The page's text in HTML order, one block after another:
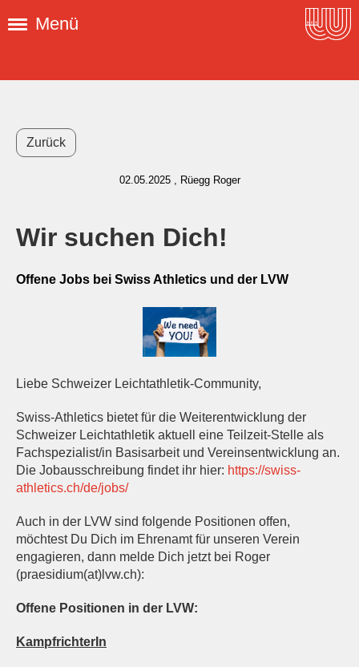
Menü
Zurück
02.05.2025, Rüegg Roger
Wir suchen Dich!
Offene Jobs bei Swiss Athletics und der LVW
Liebe Schweizer Leichtathletik-Community,
Swiss-Athletics bietet für die Weiterentwicklung der
Schweizer Leichtathletik aktuell eine Teilzeit-Stelle als
Fachspezialist/in Basisarbeit und Vereinsentwicklung an.
Die Jobausschreibung findet ihr hier: https://swiss-
athletics.ch/de/jobs/
Auch in der LVW sind folgende Positionen offen,
möchtest Du Dich im Ehrenamt für unseren Verein
engagieren, dann melde Dich jetzt bei Roger
(praesidium(at)lvw.ch):
Offene Positionen in der LVW:
KampfrichterIn